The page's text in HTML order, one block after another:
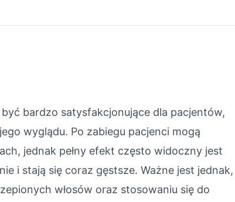
bardzo satysfakcjonujące dla pacjentów,
wyglądu. Po zabiegu pacjenci mogą
jednak pełny efekt często widoczny jest
i stają się coraz gęstsze. Ważne jest jednak,
włosów oraz stosowaniu się do